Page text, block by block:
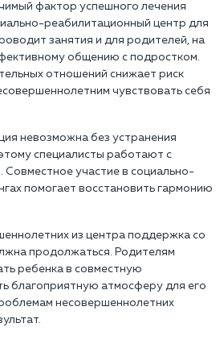
фактор успешного лечения
реабилитационный центр для
занятия и для родителей, на
общению с подростком.
отношений снижает риск
чувствовать себя
невозможна без устранения
специалисты работают с
Совместное участие в социально-
помогает восстановить гармонию
из центра поддержка со
продолжаться. Родителям
ребенка в совместную
благоприятную атмосферу для его
несовершеннолетних